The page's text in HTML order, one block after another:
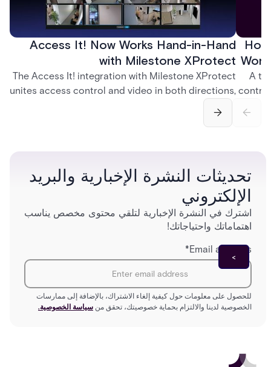
A
Access It! Now Works Hand-in-Hand
with Milestone XProtect
The Access It! integration with Milestone XProtect
unites access control and video in both directions,
command doors and devices from a single
تحديثات النشرة الإخبارية والبريد
الإلكتروني
اشترك في النشرة الإخبارية لتلقي محتوى مخصص يناسب
اهتماماتك واحتياجاتك!
Email address
*
للحصول على معلومات حول كيفية إلغاء الاشتراك، بالإضافة إلى ممارسات
الخصوصية لدينا والالتزام بحماية خصوصيتك، تحقق من سياسة الخصوصية.